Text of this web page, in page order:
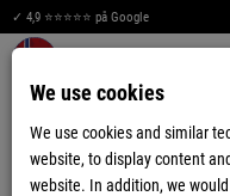
✓ 4,9 ⭐⭐⭐⭐⭐ på Google
We use cookies
We use cookies and similar
website, to display content
website. In addition, we